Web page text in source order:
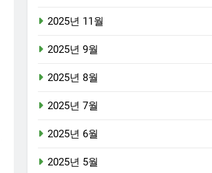
2025년 11월
2025년 9월
2025년 8월
2025년 7월
2025년 6월
2025년 5월